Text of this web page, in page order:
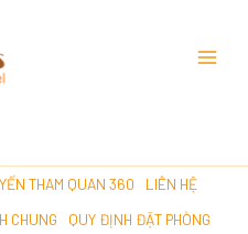
Main
THAM QUAN 360
LIÊN HỆ
CHUNG
QUY ĐỊNH ĐẶT PHÒNG